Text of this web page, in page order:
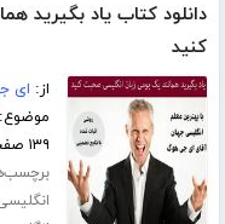
دانلود کتاب یاد بگیرید
کنید
از: ای
۱۳۹ صفحه